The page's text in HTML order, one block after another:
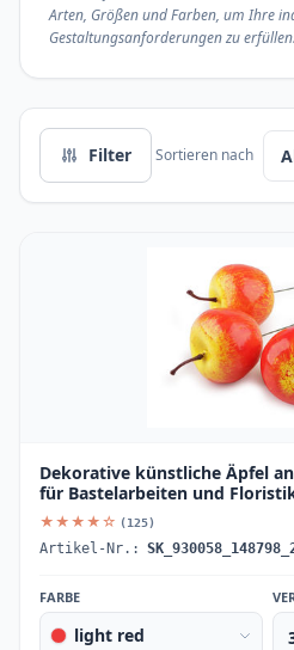
Arten, Größen und Farben, um Ihre
Gestaltungsanforderungen zu erfüllen.
Filter Sortieren nach
Dekorative künstliche Äpfel
für Bastelarbeiten und
★★★★☆ (125)
Artikel-Nr.:
FARBE
light red